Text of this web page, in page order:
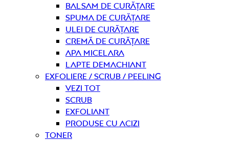
Balsam de curățare
Spuma de curățare
Ulei de curățare
Cremă de curățare
Apa micelara
Lapte demachiant
Exfoliere / Scrub / Peeling
Vezi tot
Scrub
Exfoliant
Produse cu acizi
Toner